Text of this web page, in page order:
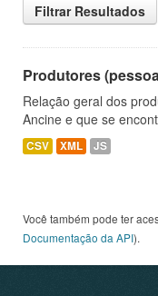
Filtrar Resultados
Produtores
Relação geral dos
Ancine e que se
CSV XML JS
Você também pode ter
Documentação da API).